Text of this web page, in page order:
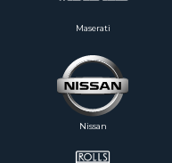
Nissan
Maserati